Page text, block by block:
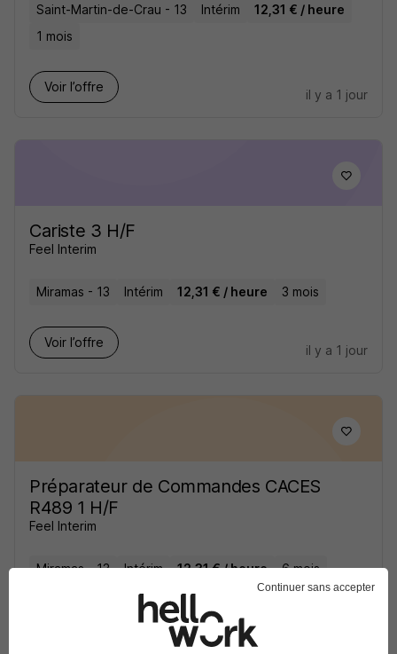
Saint-Martin-de-Crau - 13 Intérim
12,31 € / heure
1 mois
Voir l’offre
il y a 1 jour
Cariste 3 H/F
Feel Interim
Miramas - 13 Intérim 12,31 € / heure 3 mois
Voir l’offre
il y a 1 jour
Préparateur de Commandes CACES
R489 1 H/F
Feel Interim
Miramas - 13 Intérim 12,31 € / heure 6 mois
Continuer sans accepter